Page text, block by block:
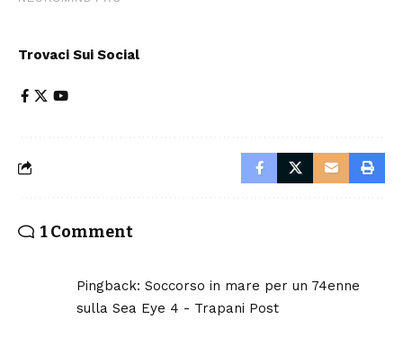
Trovaci Sui Social
1 Comment
Pingback: Soccorso in mare per un 74enne
sulla Sea Eye 4 - Trapani Post